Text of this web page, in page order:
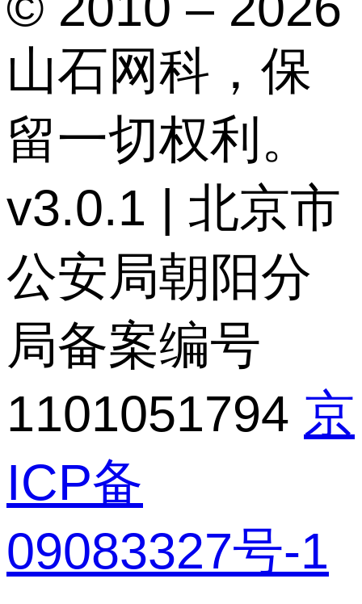
山石网科，保
留一切权利。
v3.0.1 | 北京市
公安局朝阳分
局备案编号
1101051794 京
ICP备
09083327号-1